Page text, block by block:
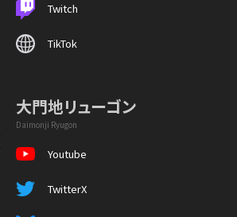
Twitch
TikTok
大門地リューゴン
Daimonji Ryugon
Youtube
TwitterX